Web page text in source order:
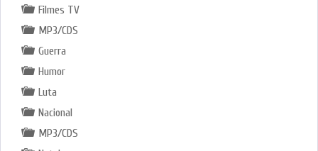
Filmes TV
MP3/CDS
Guerra
Humor
Luta
Nacional
MP3/CDS